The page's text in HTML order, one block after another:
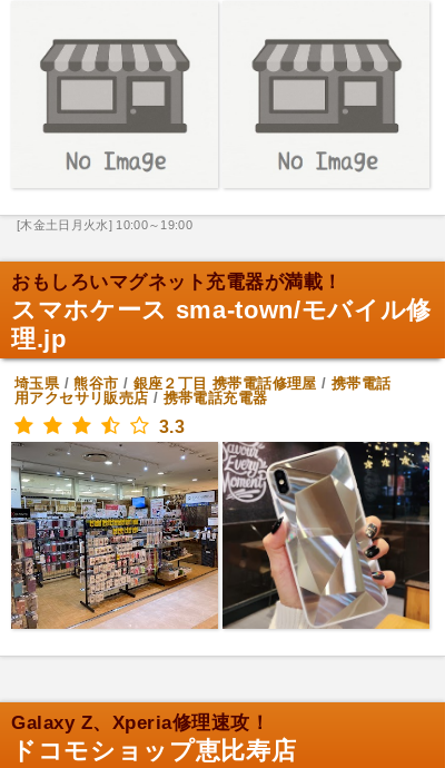
[木金土日月火水] 10:00～19:00
おもしろいマグネット充電器が満載！
スマホケース sma-town/モバイル修
理.jp
埼玉県/熊谷市 / 銀座２丁目 携帯電話修理屋 / 携帯電話
用アクセサリ販売店 / 携帯電話充電器
3.3
Galaxy Z、Xperia修理速攻！
ドコモショップ恵比寿店